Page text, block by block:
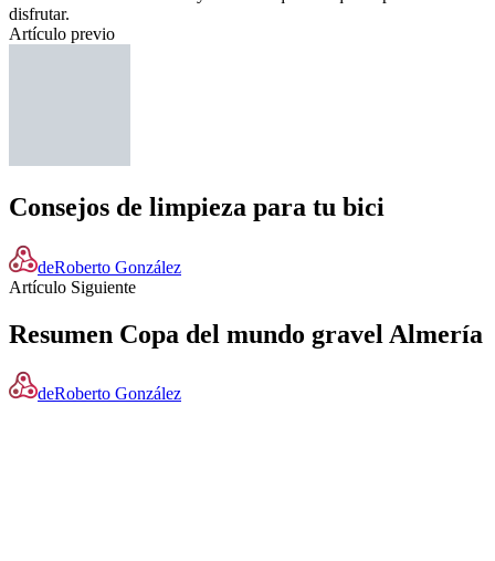
disfrutar.
Artículo previo
Consejos de limpieza para tu bici
deRoberto González
Artículo Siguiente
Resumen Copa del mundo gravel Almería
deRoberto González